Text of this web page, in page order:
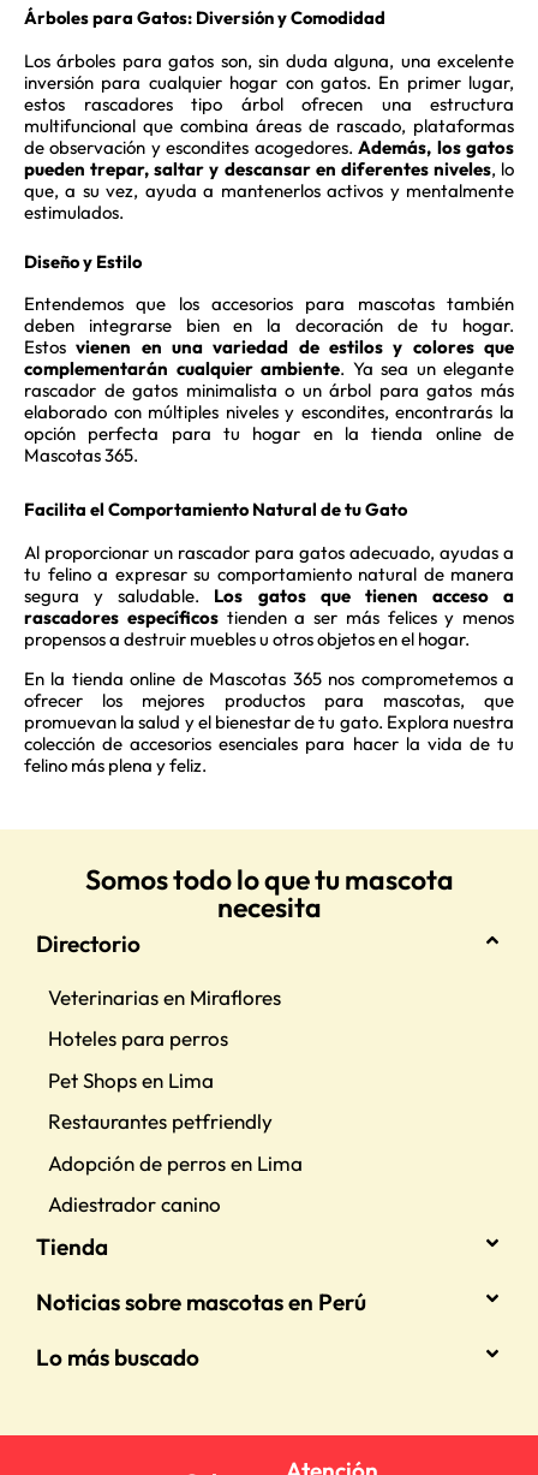
Árboles para Gatos: Diversión y Comodidad
Los árboles para gatos son, sin duda alguna, una excelente
inversión para cualquier hogar con gatos. En primer lugar,
estos rascadores tipo árbol ofrecen una estructura
multifuncional que combina áreas de rascado, plataformas
de observación y escondites acogedores.Además, los gatos
pueden trepar, saltar y descansar en diferentes niveles, lo
que, a su vez, ayuda a mantenerlos activos y mentalmente
estimulados.
Diseño y Estilo
Entendemos que los accesorios para mascotas también
deben integrarse bien en la decoración de tu hogar.
Estos vienen en una variedad de estilos y colores que
complementarán cualquier ambiente. Ya sea un elegante
rascador de gatos minimalista o un árbol para gatos más
elaborado con múltiples niveles y escondites, encontrarás la
opción perfecta para tu hogar en la tienda online de
Mascotas 365.
Facilita el Comportamiento Natural de tu Gato
Al proporcionar un rascador para gatos adecuado, ayudas a
tu felino a expresar su comportamiento natural de manera
segura y saludable. Los gatos que tienen acceso a
rascadores específicos tienden a ser más felices y menos
propensos a destruir muebles u otros objetos en el hogar.
En la tienda online de Mascotas 365 nos comprometemos a
ofrecer los mejores productos para mascotas, que
promuevan la salud y el bienestar de tu gato. Explora nuestra
colección de accesorios esenciales para hacer la vida de tu
felino más plena y feliz.
Somos todo lo que tu mascota
necesita
Directorio
Veterinarias en Miraflores
Hoteles para perros
Pet Shops en Lima
Restaurantes petfriendly
Adopción de perros en Lima
Adiestrador canino
Tienda
Noticias sobre mascotas en Perú
Lo más buscado